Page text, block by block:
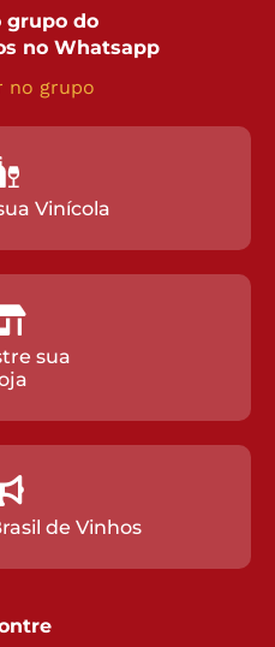
grupo do
no Whatsapp
no grupo
Vinícola
sua
de Vinhos